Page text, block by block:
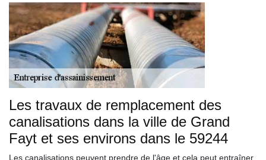
Les travaux de remplacement des
canalisations dans la ville de Grand
Fayt et ses environs dans le 59244
Les canalisations peuvent prendre de l'âge et cela peut entraîner